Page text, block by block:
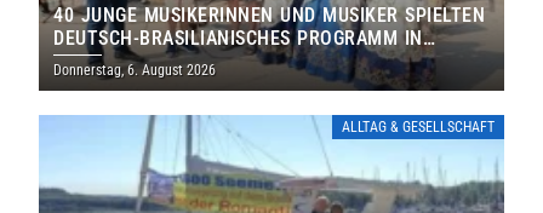
40 JUNGE MUSIKERINNEN UND MUSIKER SPIELTEN
DEUTSCH-BRASILIANISCHES PROGRAMM IN
THOLEY
Donnerstag, 6. August 2026
ALLTAG & GESELLSCHAFT